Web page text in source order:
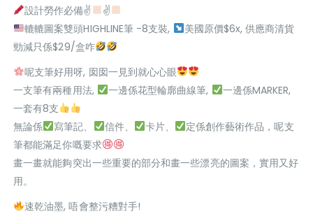
設計勞作必備✌
✌
轆轆圖案雙頭HIGHLINE筆 -8支裝,
美國原價$6x, 供應商清貨
勁減只係$29/盒咋
呢支筆好用呀, 囡囡一見到就心心眼
一支筆有兩種用法,
一邊係花型輪廓曲線筆,
一邊係MARKER,
一套有8支
無論係
寫筆記、 信件、 卡片、
定係創作藝術作品，呢支
筆都能滿足你嘅要求
畫一畫就能夠突出一些重要的部分和畫一些漂亮的圖案，實用又好
用。
速乾油墨, 唔會整污糟對手!